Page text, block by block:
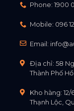
Phone: 1900
Mobile: 096
Email:
Địa chỉ: 58
Thành Phố
Kho hàng: 12/
Thạnh Lộc,